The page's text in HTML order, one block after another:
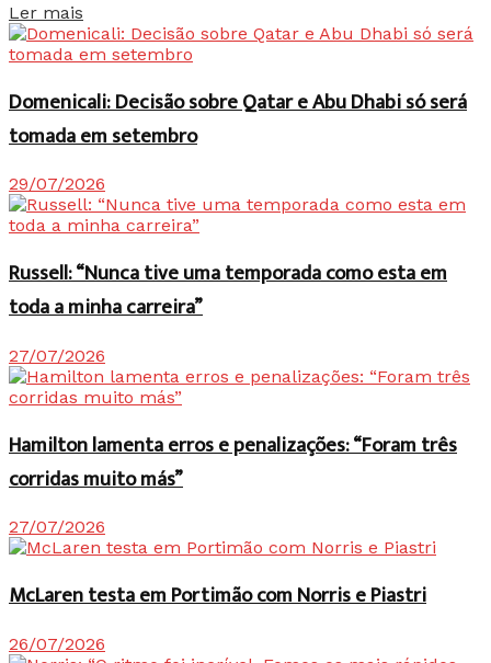
Ler mais
Domenicali: Decisão sobre Qatar e Abu Dhabi só será
tomada em setembro
29/07/2026
Russell: “Nunca tive uma temporada como esta em
toda a minha carreira”
27/07/2026
Hamilton lamenta erros e penalizações: “Foram três
corridas muito más”
27/07/2026
McLaren testa em Portimão com Norris e Piastri
26/07/2026